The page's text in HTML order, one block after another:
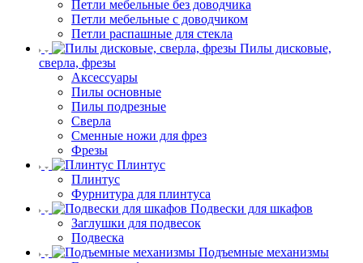
Петли мебельные без доводчика
Петли мебельные с доводчиком
Петли распашные для стекла
Пилы дисковые,
сверла, фрезы
Аксессуары
Пилы основные
Пилы подрезные
Сверла
Сменные ножи для фрез
Фрезы
Плинтус
Плинтус
Фурнитура для плинтуса
Подвески для шкафов
Заглушки для подвесок
Подвеска
Подъемные механизмы